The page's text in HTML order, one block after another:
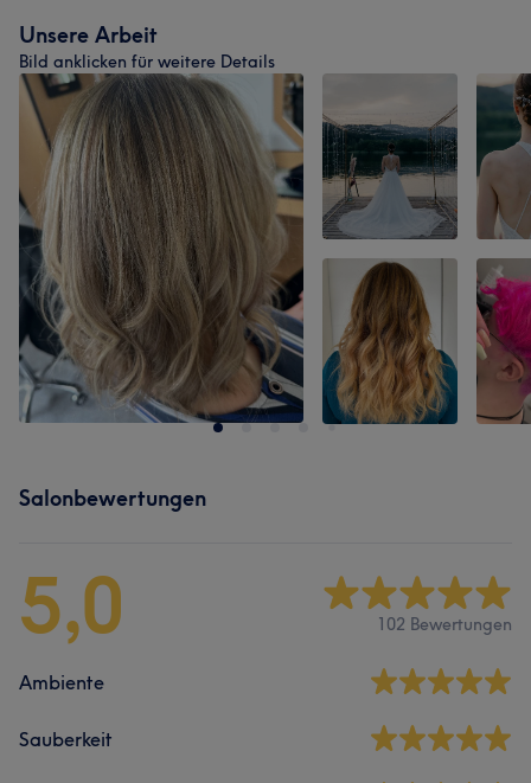
Unsere Arbeit
Bild anklicken für weitere Details
Salonbewertungen
5,0 102 Bewertungen
Ambiente
Sauberkeit